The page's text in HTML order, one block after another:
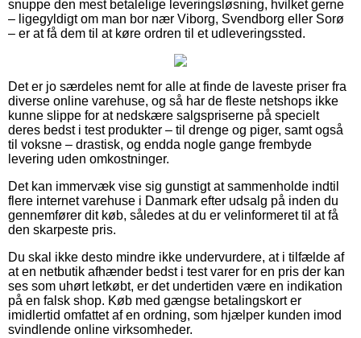
snuppe den mest betalelige leveringsløsning, hvilket gerne
– ligegyldigt om man bor nær Viborg, Svendborg eller Sorø
– er at få dem til at køre ordren til et udleveringssted.
Det er jo særdeles nemt for alle at finde de laveste priser fra
diverse online varehuse, og så har de fleste netshops ikke
kunne slippe for at nedskære salgspriserne på specielt
deres bedst i test produkter – til drenge og piger, samt også
til voksne – drastisk, og endda nogle gange frembyde
levering uden omkostninger.
Det kan immervæk vise sig gunstigt at sammenholde indtil
flere internet varehuse i Danmark efter udsalg på inden du
gennemfører dit køb, således at du er velinformeret til at få
den skarpeste pris.
Du skal ikke desto mindre ikke undervurdere, at i tilfælde af
at en netbutik afhænder bedst i test varer for en pris der kan
ses som uhørt letkøbt, er det undertiden være en indikation
på en falsk shop. Køb med gængse betalingskort er
imidlertid omfattet af en ordning, som hjælper kunden imod
svindlende online virksomheder.